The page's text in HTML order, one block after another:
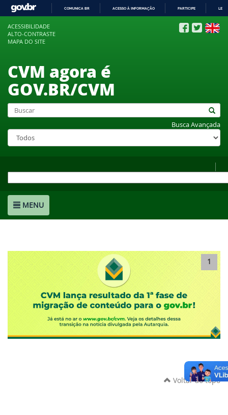
COMUNICA BR ACESSO À INFORMAÇÃO PARTICIPE
ACESSIBILIDADE
ALTO-CONTRASTE
MAPA DO SITE
CVM agora é
GOV.BR/CVM
Busca Avançada
MENU
1
Voltar ao topo